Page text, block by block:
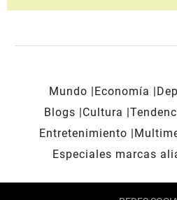
Mundo Economía
Blogs
Cultura
Entretenimiento
Especiales marcas